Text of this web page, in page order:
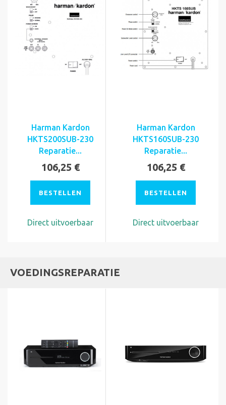
Harman Kardon
HKTS200SUB-230
Reparatie...
106,25 €
BESTELLEN
Direct uitvoerbaar
Harman Kardon
HKTS160SUB-230
Reparatie...
106,25 €
BESTELLEN
Direct uitvoerbaar
VOEDINGSREPARATIE